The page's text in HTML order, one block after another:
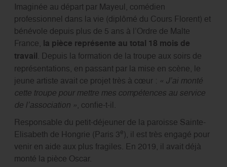
Imaginée au départ par Mayeul, comédien
professionnel dans la vie (diplômé du Cours Florent) et
bénévole depuis plus de 5 ans à l’Ordre de Malte
France, la pièce représente au total 18 mois de
travail. Depuis la formation de la troupe aux soirs de
représentations, en passant par la mise en scène, le
jeune artiste avait ce projet très à cœur : « J’ai monté
cette troupe pour mettre mes compétences au service
de l’association », confie-t-il.
Responsable du petit-déjeuner de la paroisse Sainte-
Elisabeth de Hongrie (Paris 3e), il est très engagé pour
venir en aide aux plus fragiles. En 2019, il avait déjà
monté la pièce Oscar.